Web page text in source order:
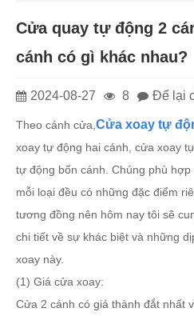
Cửa quay tự động 2
cánh có gì khác nhau?
2024-08-27 8 Để lại
Theo cánh cửa, Cửa xoay tự
xoay tự động hai cánh, cửa xoay
tự động bốn cánh. Chúng phù
mỗi loại đều có những đặc điểm
tương đồng nên hôm nay tôi sẽ
chi tiết về sự khác biệt và những
xoay này.
(1) Giá cửa xoay:
Cửa 2 cánh có giá thành đắt nhất